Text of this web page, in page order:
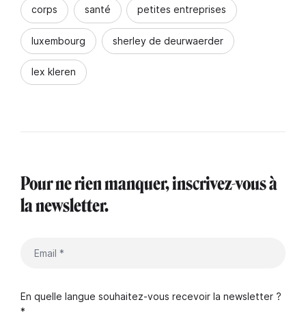
corps santé petites entreprises
luxembourg sherley de deurwaerder
lex kleren
Pour ne rien manquer, inscrivez-vous à
la newsletter.
En quelle langue souhaitez-vous recevoir la newsletter ?
*